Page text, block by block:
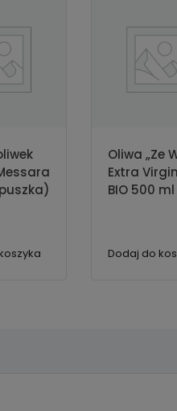
Oliwa „Ze
Extra
BIO 500 ml
Dodaj do